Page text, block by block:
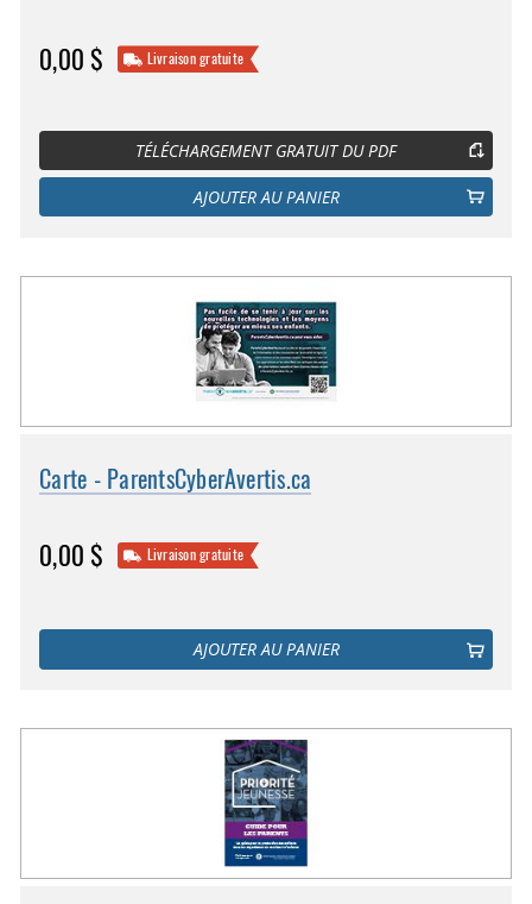
0,00 $ Livraison gratuite
TÉLÉCHARGEMENT GRATUIT DU PDF
AJOUTER AU PANIER
Carte - ParentsCyberAvertis.ca
0,00 $ Livraison gratuite
AJOUTER AU PANIER